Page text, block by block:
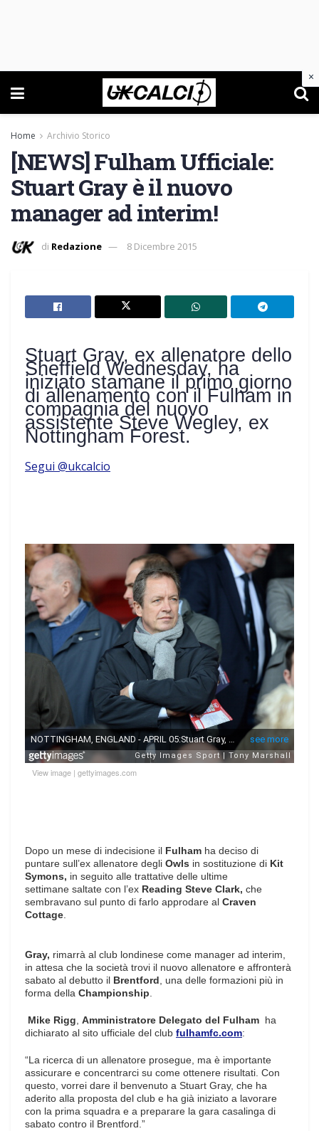
Home Archivio Storico
[NEWS] Fulham Ufficiale:
Stuart Gray è il nuovo
manager ad interim!
di Redazione 8 Dicembre 2015
Stuart Gray, ex allenatore dello
Sheffield Wednesday, ha
iniziato stamane il primo giorno
di allenamento con il Fulham in
compagnia del nuovo
assistente Steve Wegley, ex
Nottingham Forest.
Segui @ukcalcio
View image | gettyimages.com
Dopo un mese di indecisione il Fulham ha deciso di
puntare sull’ex allenatore degli Owls in sostituzione di Kit
Symons, in seguito alle trattative delle ultime
settimane saltate con l’ex Reading Steve Clark, che
sembravano sul punto di farlo approdare al Craven
Cottage.
Gray, rimarrà al club londinese come manager ad interim,
in attesa che la società trovi il nuovo allenatore e affronterà
sabato al debutto il Brentford, una delle formazioni più in
forma della Championship.
Mike Rigg, Amministratore Delegato del Fulham ha
dichiarato al sito ufficiale del club fulhamfc.com:
“La ricerca di un allenatore prosegue, ma è importante
assicurare e concentrarci su come ottenere risultati. Con
questo, vorrei dare il benvenuto a Stuart Gray, che ha
aderito alla proposta del club e ha già iniziato a lavorare
con la prima squadra e a preparare la gara casalinga di
sabato contro il Brentford.”
×